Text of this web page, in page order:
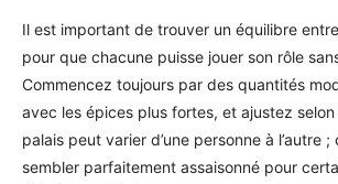
Il est important de trouver un équilibre
pour que chacune puisse jouer son rôle
Commencez toujours par des quantités
avec les épices plus fortes, et ajustez
palais peut varier d’une personne à l’autre
sembler parfaitement assaisonné pour